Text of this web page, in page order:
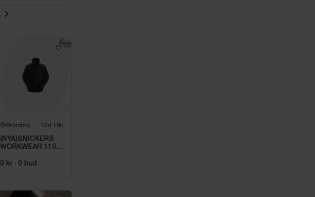
Bromma 12d 19h
(NYA)SNICKERS
WORKWEAR 1106-
VINTERJACKA
0 kr · 0 bud